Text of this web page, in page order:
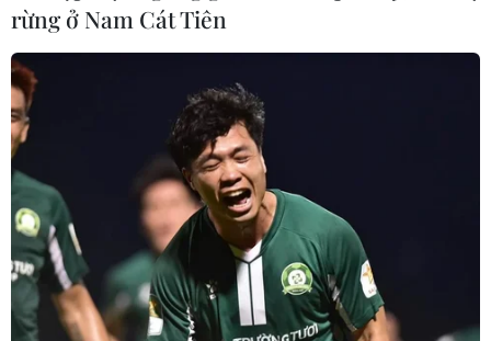
rừng ở Nam Cát Tiên